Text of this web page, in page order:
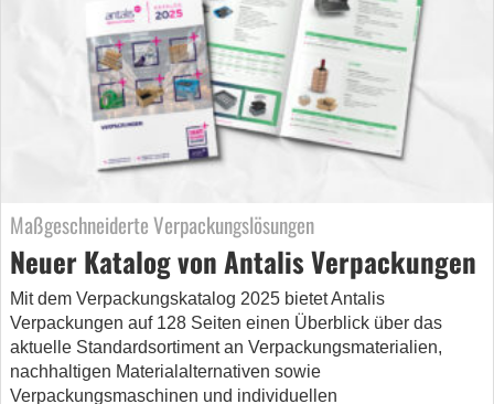
Maßgeschneiderte Verpackungslösungen
Neuer Katalog von Antalis Verpackungen
Mit dem Verpackungskatalog 2025 bietet Antalis
Verpackungen auf 128 Seiten einen Überblick über das
aktuelle Standardsortiment an Verpackungsmaterialien,
nachhaltigen Materialalternativen sowie
Verpackungsmaschinen und individuellen